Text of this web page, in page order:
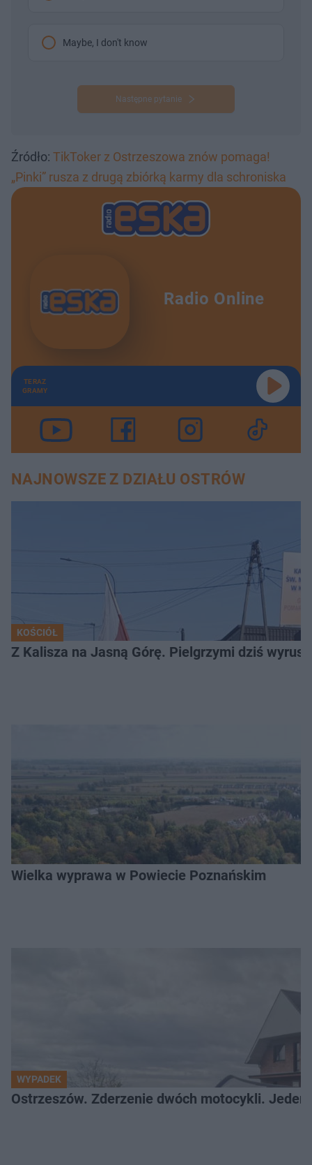
Maybe, I don't know
Następne pytanie
Źródło: TikToker z Ostrzeszowa znów pomaga!
„Pinki” rusza z drugą zbiórką karmy dla schroniska
Radio Online
TERAZ
GRAMY
NAJNOWSZE Z DZIAŁU OSTRÓW
KOŚCIÓŁ
Z Kalisza na Jasną Górę. Pielgrzymi dziś
Wielka wyprawa w Powiecie Poznańskim
WYPADEK
Ostrzeszów. Zderzenie dwóch motocykli.